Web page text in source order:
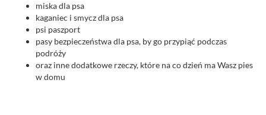
miska dla psa
kaganiec i smycz dla psa
psi paszport
pasy bezpieczeństwa dla psa, by go przypiąć podczas
podróży
oraz inne dodatkowe rzeczy, które na co dzień ma Wasz pies
w domu